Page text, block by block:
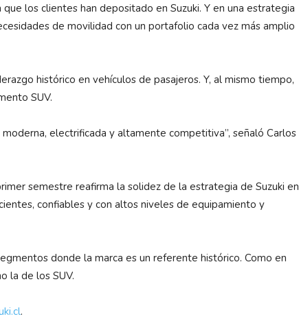
los clientes han depositado en Suzuki. Y en una estrategia
de movilidad con un portafolio cada vez más amplio
histórico en vehículos de pasajeros. Y, al mismo tiempo,
SUV.
electrificada y altamente competitiva”, señaló Carlos
semestre reafirma la solidez de la estrategia de Suzuki en
confiables y con altos niveles de equipamiento y
donde la marca es un referente histórico. Como en
la de los SUV.
.